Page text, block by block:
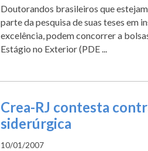
Doutorandos brasileiros que
parte da pesquisa de suas teses em
excelência, podem concorrer a
Estágio no Exterior (PDE ...
Crea-RJ contesta
siderúrgica
10/01/2007